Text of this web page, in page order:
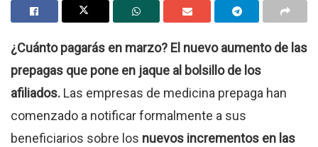
¿Cuánto pagarás en marzo? El nuevo aumento de las
prepagas que pone en jaque al bolsillo de los
afiliados. Las empresas de medicina prepaga han
comenzado a notificar formalmente a sus
beneficiarios sobre los nuevos incrementos en las